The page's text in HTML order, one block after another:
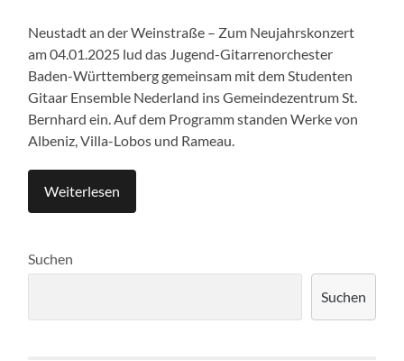
Neustadt an der Weinstraße – Zum Neujahrskonzert
am 04.01.2025 lud das Jugend-Gitarrenorchester
Baden-Württemberg gemeinsam mit dem Studenten
Gitaar Ensemble Nederland ins Gemeindezentrum St.
Bernhard ein. Auf dem Programm standen Werke von
Albeniz, Villa-Lobos und Rameau.
Weiterlesen
Suchen
Suchen